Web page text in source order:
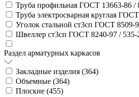
Труба профильная ГОСТ 13663-86 /
Труба электросварная круглая
Уголок стальной ст3сп ГОСТ 8509-
Швеллер ст3сп ГОСТ 8240-97 / 535-
Раздел арматурных каркасов
Закладные изделия (364)
Объемные (364)
Плоские (455)